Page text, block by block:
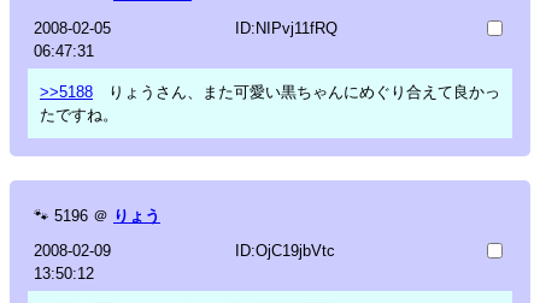
2008-02-05
06:47:31
ID:NIPvj11fRQ
>>5188 りょうさん、また可愛い黒ちゃんにめぐり合えて良かっ
たですね。
🐾 5196 ＠ りょう
2008-02-09
13:50:12
ID:OjC19jbVtc